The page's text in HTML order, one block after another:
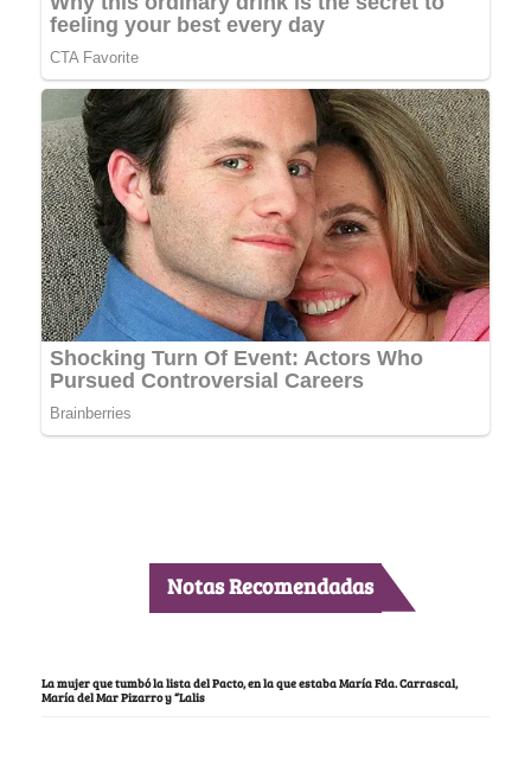
Notas Recomendadas
La mujer que tumbó la lista del Pacto, en la que estaba María Fda. Carrascal,
María del Mar Pizarro y “Lalis